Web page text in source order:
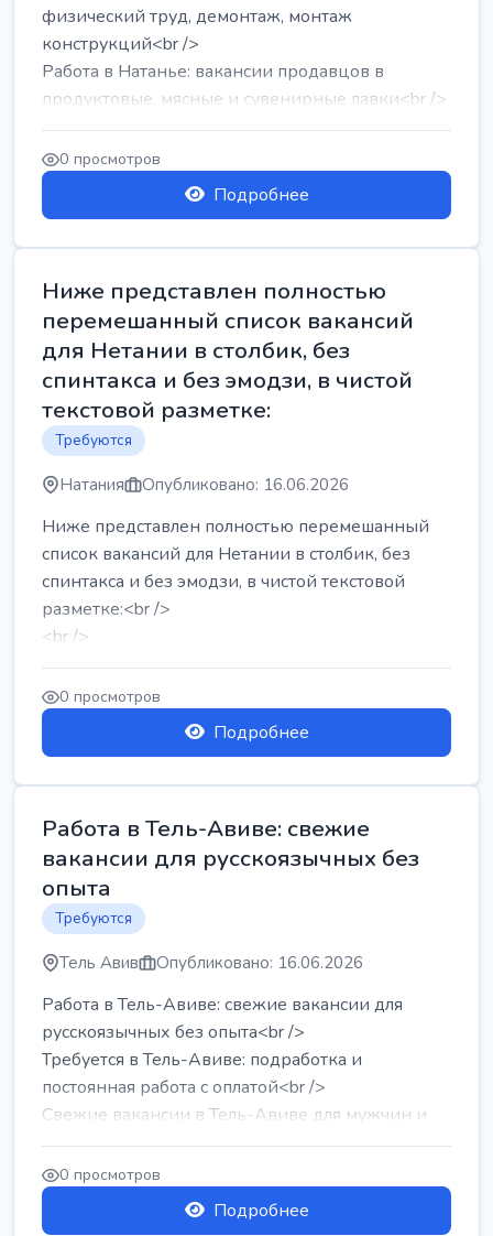
физический труд, демонтаж, монтаж
конструкций<br />
Работа в Натанье: вакансии продавцов в
продуктовые, мясные и сувенирные лавки<br />
Разнорабочий на сборку м...
0 просмотров
Подробнее
Ниже представлен полностью
перемешанный список вакансий
для Нетании в столбик, без
спинтакса и без эмодзи, в чистой
текстовой разметке:
Требуются
Натания Опубликовано: 16.06.2026
Ниже представлен полностью перемешанный
список вакансий для Нетании в столбик, без
спинтакса и без эмодзи, в чистой текстовой
разметке:<br />
<br />
Работа в Нетании на мебельном производстве:
требу...
0 просмотров
Подробнее
Работа в Тель-Авиве: свежие
вакансии для русскоязычных без
опыта
Требуются
Тель Авив Опубликовано: 16.06.2026
Работа в Тель-Авиве: свежие вакансии для
русскоязычных без опыта<br />
Требуется в Тель-Авиве: подработка и
постоянная работа с оплатой<br />
Свежие вакансии в Тель-Авиве для мужчин и
женщин от хозя...
0 просмотров
Подробнее